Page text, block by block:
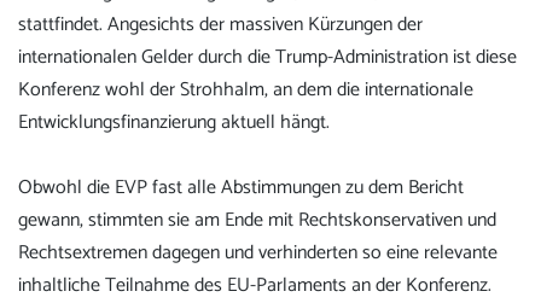
stattfindet. Angesichts der massiven Kürzungen der
internationalen Gelder durch die Trump-Administration ist diese
Konferenz wohl der Strohhalm, an dem die internationale
Entwicklungsfinanzierung aktuell hängt.
Obwohl die EVP fast alle Abstimmungen zu dem Bericht
gewann, stimmten sie am Ende mit Rechtskonservativen und
Rechtsextremen dagegen und verhinderten so eine relevante
inhaltliche Teilnahme des EU-Parlaments an der Konferenz.